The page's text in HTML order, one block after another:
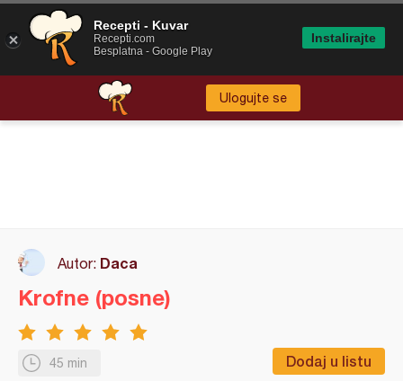
Ulogujte se
Autor: Daca
45 min Dodaj u listu
Krofne (posne)
Recepti - Kuvar
Recepti.com
Besplatna - Google Play
Instalirajte